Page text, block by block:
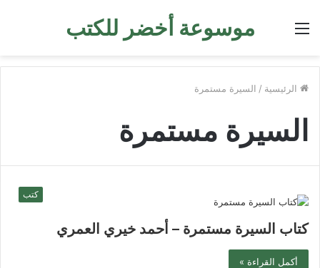
موسوعة أخضر للكتب القائمة
الرئيسية / السيرة مستمرة
السيرة مستمرة
كتب
كتاب السيرة مستمرة – أحمد خيري العمري
أكمل القراءة »